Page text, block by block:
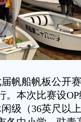
帆船帆板公开
。本次比赛设
级（36英尺以